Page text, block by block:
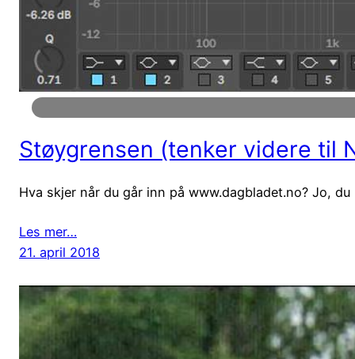
Støygrensen (tenker videre til
Hva skjer når du går inn på www.dagbladet.no? Jo,
Les mer…
21. april 2018